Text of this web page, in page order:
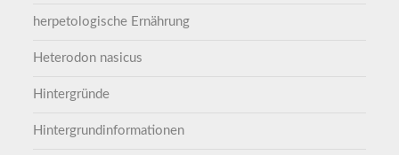
herpetologische Ernährung
Heterodon nasicus
Hintergründe
Hintergrundinformationen